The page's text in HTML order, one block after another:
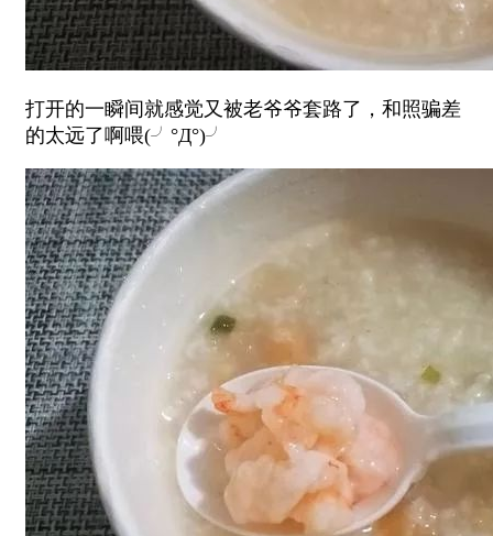
打开的一瞬间就感觉又被老爷爷套路了，和照骗差
的太远了啊喂(╯°Д°)╯